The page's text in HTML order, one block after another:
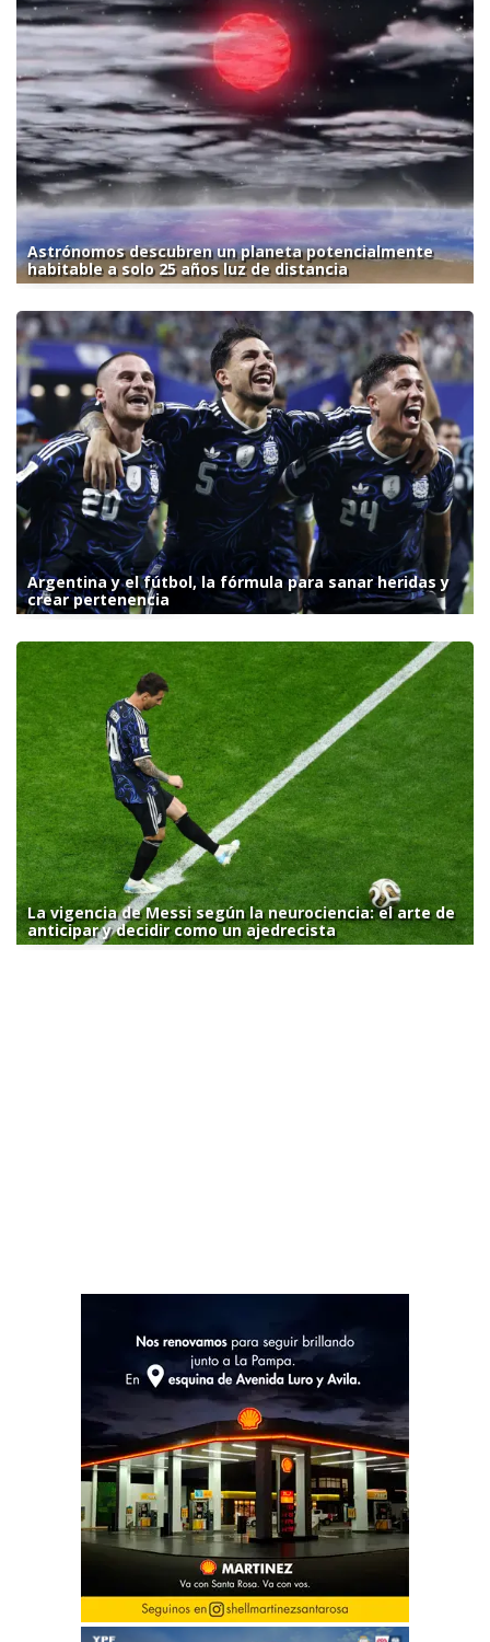
Astrónomos descubren un planeta potencialmente
habitable a solo 25 años luz de distancia
Argentina y el fútbol, la fórmula para sanar heridas y
crear pertenencia
La vigencia de Messi según la neurociencia: el arte de
anticipar y decidir como un ajedrecista